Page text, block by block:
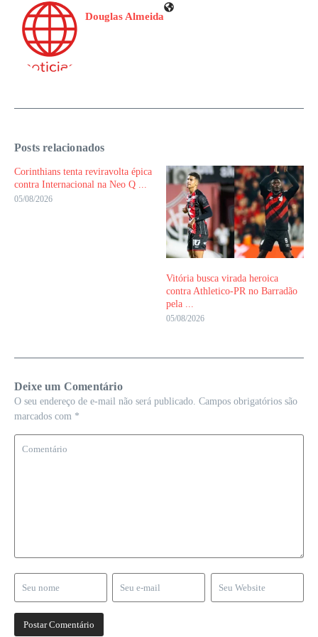
Douglas Almeida
Posts relacionados
Corinthians tenta reviravolta épica
contra Internacional na Neo Q ...
05/08/2026
Vitória busca virada heroica
contra Athletico-PR no Barradão
pela ...
05/08/2026
Deixe um Comentário
O seu endereço de e-mail não será publicado. Campos obrigatórios são
marcados com *